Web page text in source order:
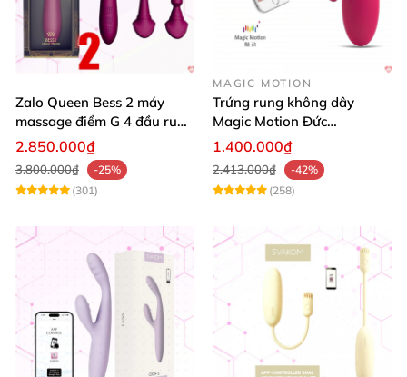
Zalo Queen Bess 2 máy
massage điểm G 4 đầu rung
toả nhiệt cao cấp
2.850.000₫
3.800.000₫
-25%
(301)
MAGIC MOTION
Trứng rung không dây
Magic Motion Đức
Bluetooth cao cấp kích thích
1.400.000₫
2.413.000₫
-42%
(258)